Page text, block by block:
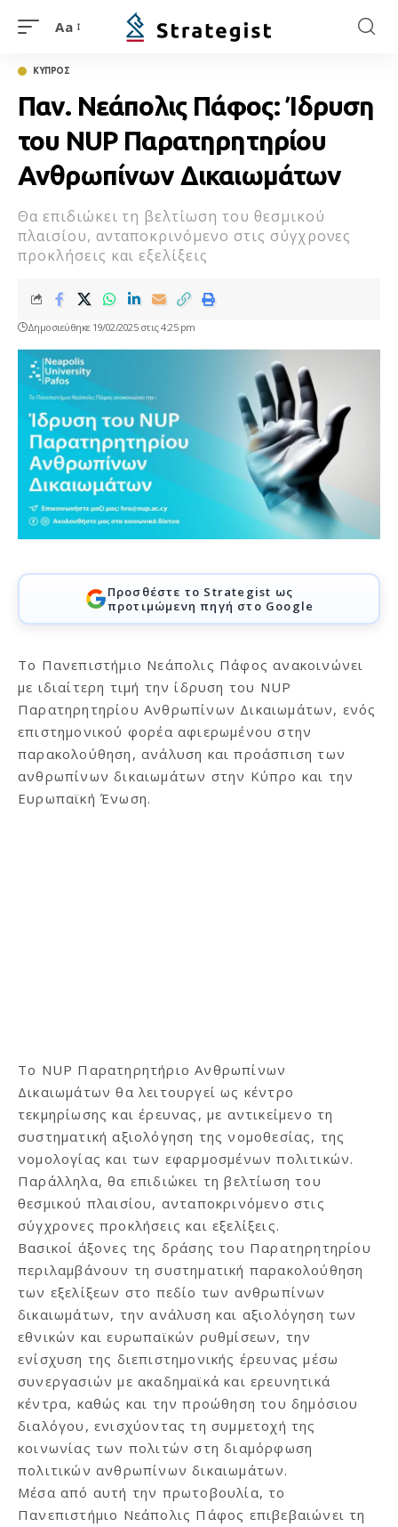
Aa
ΚΥΠΡΟΣ
Παν. Νεάπολις Πάφος: Ίδρυση
του NUP Παρατηρητηρίου
Ανθρωπίνων Δικαιωμάτων
Θα επιδιώκει τη βελτίωση του θεσμικού
πλαισίου, ανταποκρινόμενο στις σύγχρονες
προκλήσεις και εξελίξεις
Δημοσιεύθηκε 19/02/2025 στις 4:25 pm
Προσθέστε το Strategist ως
προτιμώμενη πηγή στο Google
Το Πανεπιστήμιο Νεάπολις Πάφος ανακοινώνει
με ιδιαίτερη τιμή την ίδρυση του NUP
Παρατηρητηρίου Ανθρωπίνων Δικαιωμάτων, ενός
επιστημονικού φορέα αφιερωμένου στην
παρακολούθηση, ανάλυση και προάσπιση των
ανθρωπίνων δικαιωμάτων στην Κύπρο και την
Ευρωπαϊκή Ένωση.
Το NUP Παρατηρητήριο Ανθρωπίνων
Δικαιωμάτων θα λειτουργεί ως κέντρο
τεκμηρίωσης και έρευνας, με αντικείμενο τη
συστηματική αξιολόγηση της νομοθεσίας, της
νομολογίας και των εφαρμοσμένων πολιτικών.
Παράλληλα, θα επιδιώκει τη βελτίωση του
θεσμικού πλαισίου, ανταποκρινόμενο στις
σύγχρονες προκλήσεις και εξελίξεις.
Βασικοί άξονες της δράσης του Παρατηρητηρίου
περιλαμβάνουν τη συστηματική παρακολούθηση
των εξελίξεων στο πεδίο των ανθρωπίνων
δικαιωμάτων, την ανάλυση και αξιολόγηση των
εθνικών και ευρωπαϊκών ρυθμίσεων, την
ενίσχυση της διεπιστημονικής έρευνας μέσω
συνεργασιών με ακαδημαϊκά και ερευνητικά
κέντρα, καθώς και την προώθηση του δημόσιου
διαλόγου, ενισχύοντας τη συμμετοχή της
κοινωνίας των πολιτών στη διαμόρφωση
πολιτικών ανθρωπίνων δικαιωμάτων.
Μέσα από αυτή την πρωτοβουλία, το
Πανεπιστήμιο Νεάπολις Πάφος επιβεβαιώνει τη